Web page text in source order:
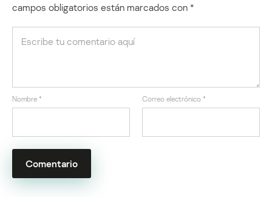
campos obligatorios están marcados con *
Nombre * Correo electrónico *